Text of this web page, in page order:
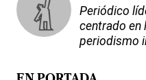
Periódico
centrado en
periodismo